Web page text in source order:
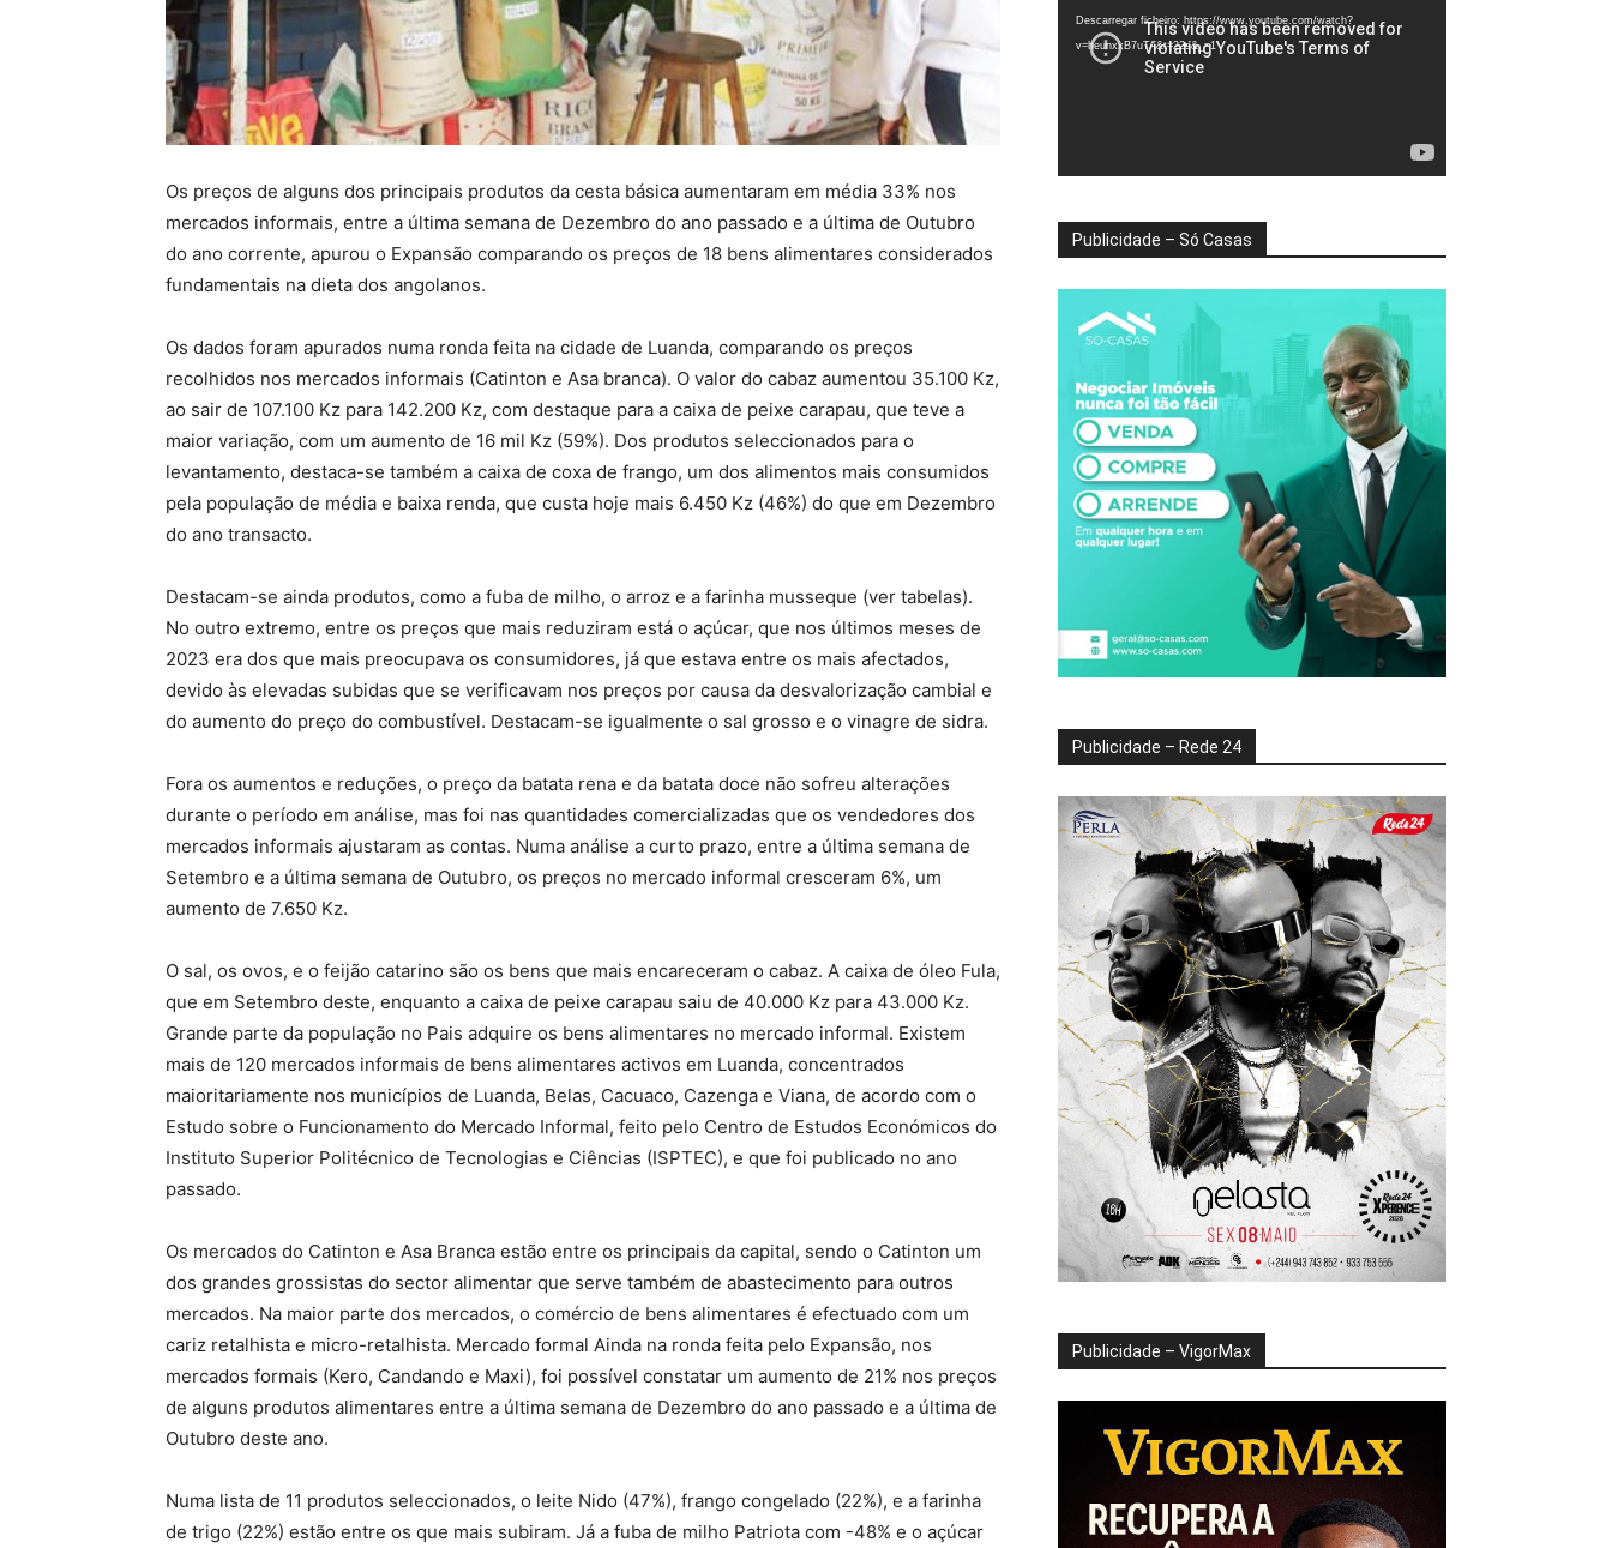
Os preços de alguns dos principais produtos da cesta básica aumentaram em média 33% nos
mercados informais, entre a última semana de Dezembro do ano passado e a última de Outubro
do ano corrente, apurou o Expansão comparando os preços de 18 bens alimentares considerados
fundamentais na dieta dos angolanos.
Os dados foram apurados numa ronda feita na cidade de Luanda, comparando os preços
recolhidos nos mercados informais (Catinton e Asa branca). O valor do cabaz aumentou 35.100 Kz,
ao sair de 107.100 Kz para 142.200 Kz, com destaque para a caixa de peixe carapau, que teve a
maior variação, com um aumento de 16 mil Kz (59%). Dos produtos seleccionados para o
levantamento, destaca-se também a caixa de coxa de frango, um dos alimentos mais consumidos
pela população de média e baixa renda, que custa hoje mais 6.450 Kz (46%) do que em Dezembro
do ano transacto.
Destacam-se ainda produtos, como a fuba de milho, o arroz e a farinha musseque (ver tabelas).
No outro extremo, entre os preços que mais reduziram está o açúcar, que nos últimos meses de
2023 era dos que mais preocupava os consumidores, já que estava entre os mais afectados,
devido às elevadas subidas que se verificavam nos preços por causa da desvalorização cambial e
do aumento do preço do combustível. Destacam-se igualmente o sal grosso e o vinagre de sidra.
Fora os aumentos e reduções, o preço da batata rena e da batata doce não sofreu alterações
durante o período em análise, mas foi nas quantidades comercializadas que os vendedores dos
mercados informais ajustaram as contas. Numa análise a curto prazo, entre a última semana de
Setembro e a última semana de Outubro, os preços no mercado informal cresceram 6%, um
aumento de 7.650 Kz.
O sal, os ovos, e o feijão catarino são os bens que mais encareceram o cabaz. A caixa de óleo Fula,
que em Setembro deste, enquanto a caixa de peixe carapau saiu de 40.000 Kz para 43.000 Kz.
Grande parte da população no Pais adquire os bens alimentares no mercado informal. Existem
mais de 120 mercados informais de bens alimentares activos em Luanda, concentrados
maioritariamente nos municípios de Luanda, Belas, Cacuaco, Cazenga e Viana, de acordo com o
Estudo sobre o Funcionamento do Mercado Informal, feito pelo Centro de Estudos Económicos do
Instituto Superior Politécnico de Tecnologias e Ciências (ISPTEC), e que foi publicado no ano
passado.
Os mercados do Catinton e Asa Branca estão entre os principais da capital, sendo o Catinton um
dos grandes grossistas do sector alimentar que serve também de abastecimento para outros
mercados. Na maior parte dos mercados, o comércio de bens alimentares é efectuado com um
cariz retalhista e micro-retalhista. Mercado formal Ainda na ronda feita pelo Expansão, nos
mercados formais (Kero, Candando e Maxi), foi possível constatar um aumento de 21% nos preços
de alguns produtos alimentares entre a última semana de Dezembro do ano passado e a última de
Outubro deste ano.
Numa lista de 11 produtos seleccionados, o leite Nido (47%), frango congelado (22%), e a farinha
de trigo (22%) estão entre os que mais subiram. Já a fuba de milho Patriota com -48% e o açúcar
vídeo
Descarregar ficheiro: https://www.youtube.com/watch?
v=heunxxB7uTA&t=22s&_=1
Publicidade – Só Casas
Publicidade – Rede 24
Publicidade – VigorMax